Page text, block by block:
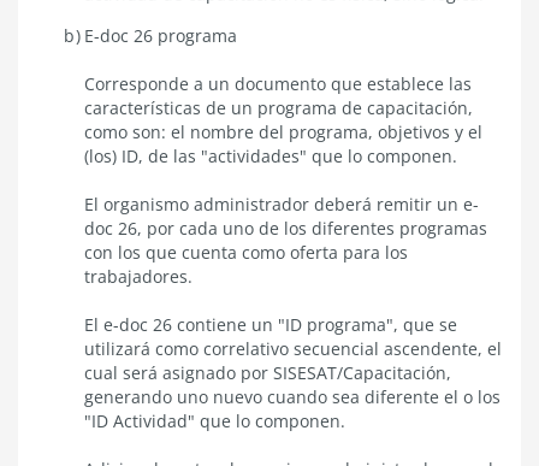
E-doc 26 programa
Corresponde a un documento que establece las
características de un programa de capacitación,
como son: el nombre del programa, objetivos y el
(los) ID, de las "actividades" que lo componen.
El organismo administrador deberá remitir un e-
doc 26, por cada uno de los diferentes programas
con los que cuenta como oferta para los
trabajadores.
El e-doc 26 contiene un "ID programa", que se
utilizará como correlativo secuencial ascendente, el
cual será asignado por SISESAT/Capacitación,
generando uno nuevo cuando sea diferente el o los
"ID Actividad" que lo componen.